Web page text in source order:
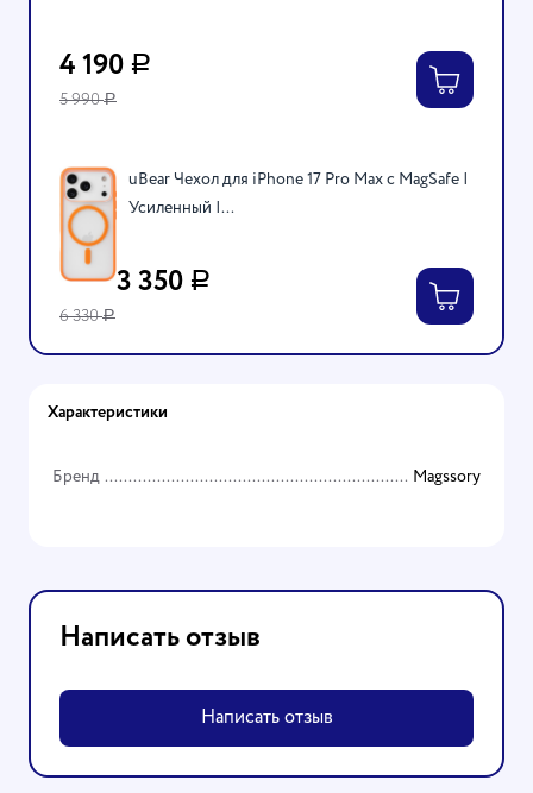
4 190 Р
5 990Р
uBear Чехол для iPhone 17 Pro Max c MagSafe |
Усиленный |...
3 350 Р
6 330Р
Характеристики
Бренд Magssory
Написать отзыв
Написать отзыв